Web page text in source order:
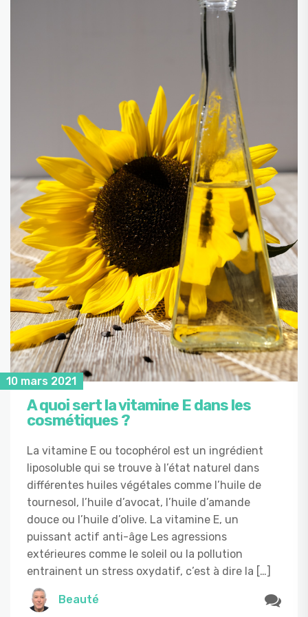
10 mars 2021
A quoi sert la vitamine E dans les
cosmétiques ?
La vitamine E ou tocophérol est un ingrédient
liposoluble qui se trouve à l’état naturel dans
différentes huiles végétales comme l’huile de
tournesol, l’huile d’avocat, l’huile d’amande
douce ou l’huile d’olive. La vitamine E, un
puissant actif anti-âge Les agressions
extérieures comme le soleil ou la pollution
entrainent un stress oxydatif, c’est à dire la […]
Beauté